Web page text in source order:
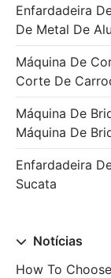
Enfardadeira
De Metal De
Máquina De
Corte De
Máquina De
Máquina De
Enfardadeira
Sucata
Notícias
How To